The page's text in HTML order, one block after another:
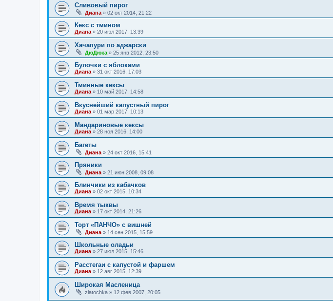
Сливовый пирог
Диана » 02 окт 2014, 21:22
Кекс с тмином
Диана » 20 июл 2017, 13:39
Хачапури по аджарски
ДюДюка » 25 янв 2012, 23:50
Булочки с яблоками
Диана » 31 окт 2016, 17:03
Тминные кексы
Диана » 10 май 2017, 14:58
Вкуснейший капустный пирог
Диана » 01 мар 2017, 10:13
Мандариновые кексы
Диана » 28 ноя 2016, 14:00
Багеты
Диана » 24 окт 2016, 15:41
Пряники
Диана » 21 июн 2008, 09:08
Блинчики из кабачков
Диана » 02 окт 2015, 10:34
Время тыквы
Диана » 17 окт 2014, 21:26
Торт «ПАНЧО» с вишней
Диана » 14 сен 2015, 15:59
Школьные оладьи
Диана » 27 июл 2015, 15:46
Расстегаи с капустой и фаршем
Диана » 12 авг 2015, 12:39
Широкая Масленица
zlatochka » 12 фев 2007, 20:05